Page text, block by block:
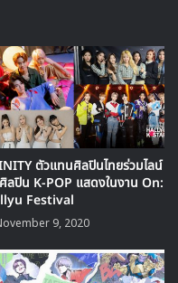
เศษ
อกมาในสไตล์แบบไฮบริด
กมาให้เกิดไดนามิค และ
จะถูกปล่อยออกมาในวัน
าในประเทศไทย
ชียล ประเทศไทย ได้
เวนเจอร์แห่งวงการ
DO The Mission To
วิตเตอร์
ตัวแทนศิลปินไทยร่วมไลน์
ลปิน K-POP แสดงในงาน On:
Festival
9, 2020